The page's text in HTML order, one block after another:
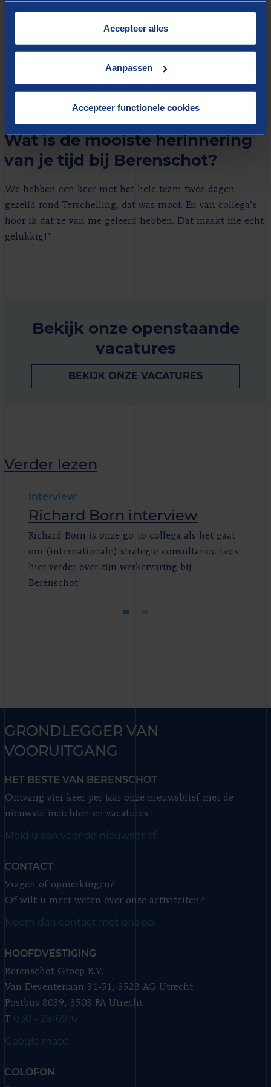
cookies op onze website treft u in onze
Accepteer alles
Aanpassen
Accepteer functionele cookies
adviseurs te gaan aansturen. Ik wil de mensen binnen
mijn team motiveren en zorgen dat ze goed op hun plek
zitten. Ook het commerciële stuk trekt me erg. Met
wil ik in blijven groeien."
Wat is de mooiste herinnering
van je tijd bij Berenschot?
We hebben een keer met het hele team twee dagen
gezeild rond Terschelling, dat was mooi. En van collega’s
hoor ik dat ze van me geleerd hebben. Dat maakt me echt
gelukkig!"
Bekijk onze openstaande
vacatures
BEKIJK ONZE VACATURES
Verder lezen
Interview
Richard Born interview
Richard Born is onze go-to collega als het gaat
om (internationale) strategie consultancy. Lees
hier verder over zijn werkervaring bij
Berenschot!
GRONDLEGGER VAN
VOORUITGANG
HET BESTE VAN BERENSCHOT
Ontvang vier keer per jaar onze nieuwsbrief met de
nieuwste inzichten en vacatures.
Meld u aan voor de nieuwsbrief.
CONTACT
Vragen of opmerkingen?
Of wilt u meer weten over onze activiteiten?
Neem dan contact met ons op.
HOOFDVESTIGING
Berenschot Groep B.V.
Van Deventerlaan 31-51, 3528 AG Utrecht
Postbus 8039, 3503 RA Utrecht
T 030 - 2916916
Google maps
COLOFON